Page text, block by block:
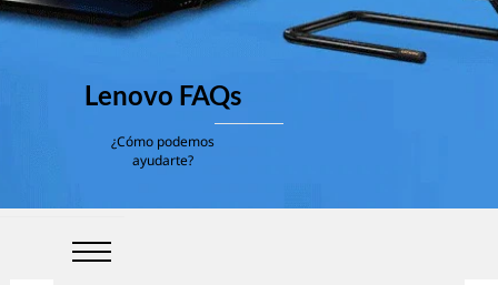
Lenovo FAQs
¿Cómo podemos
ayudarte?